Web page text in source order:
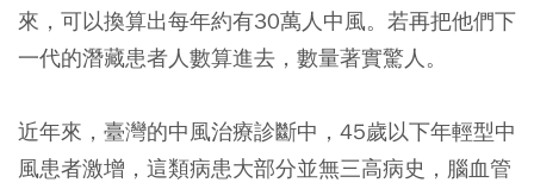
來，可以換算出每年約有30萬人中風。若再把他們下
一代的潛藏患者人數算進去，數量著實驚人。
近年來，臺灣的中風治療診斷中，45歲以下年輕型中
風患者激增，這類病患大部分並無三高病史，腦血管